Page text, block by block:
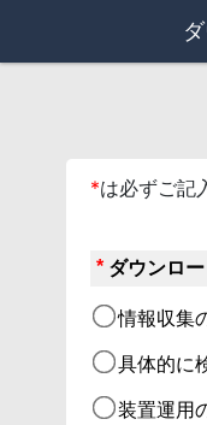
*は必ずご記
* ダウンロ
情報収集
具体的に
装置運用